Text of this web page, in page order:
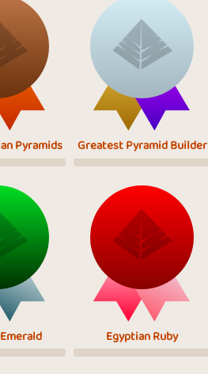
Pyramids Greatest Pyramid Builder
Egyptian Ruby